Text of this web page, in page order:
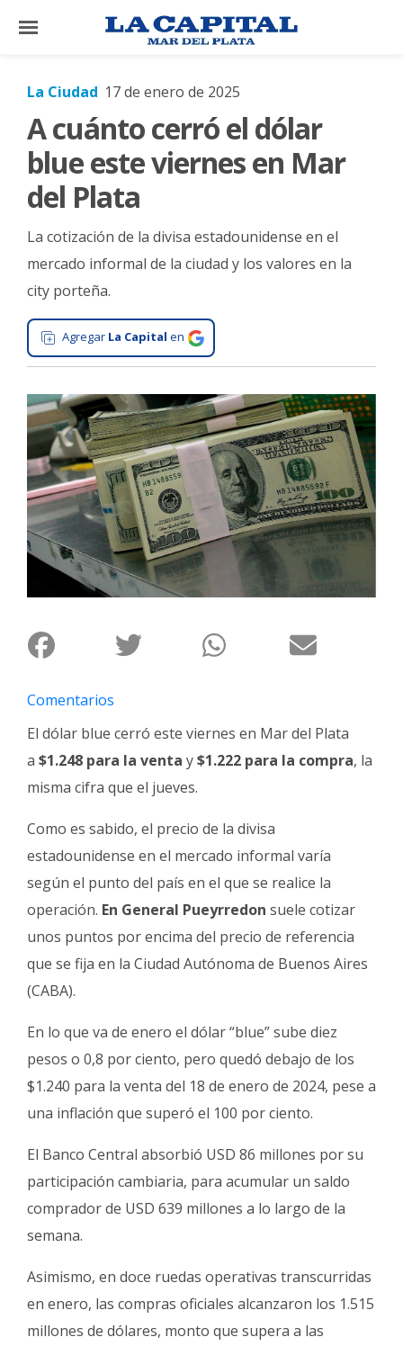
×
El
País
El
Mundo
La
Zona
Cultura
Tecnología
Gastronomía
Salud
Interés
General
La
Ciudad
Deportes
Arte
Policiales
Fotos
de
Clasificados
La Ciudad 17 de enero de 2025
A cuánto cerró el dólar
blue este viernes en Mar
del Plata
La cotización de la divisa estadounidense en el
mercado informal de la ciudad y los valores en la
city porteña.
Agregar La Capital en
Comentarios
El dólar blue cerró este viernes en Mar del Plata
a $1.248 para la venta y$1.222 para la compra, la
misma cifra que el jueves.
Como es sabido, el precio de la divisa
estadounidense en el mercado informal varía
según el punto del país en el que se realice la
operación. En General Pueyrredon suele cotizar
unos puntos por encima del precio de referencia
que se fija en la Ciudad Autónoma de Buenos Aires
(CABA).
En lo que va de enero el dólar “blue” sube diez
pesos o 0,8 por ciento, pero quedó debajo de los
$1.240 para la venta del 18 de enero de 2024, pese a
una inflación que superó el 100 por ciento.
El Banco Central absorbió USD 86 millones por su
participación cambiaria, para acumular un saldo
comprador de USD 639 millones a lo largo de la
semana.
Asimismo, en doce ruedas operativas transcurridas
en enero, las compras oficiales alcanzaron los 1.515
millones de dólares, monto que supera a las